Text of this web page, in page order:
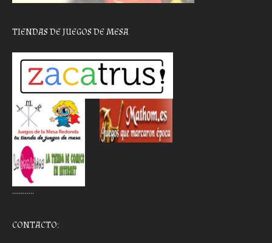
TIENDAS DE JUEGOS DE MESA
………..
CONTACTO: